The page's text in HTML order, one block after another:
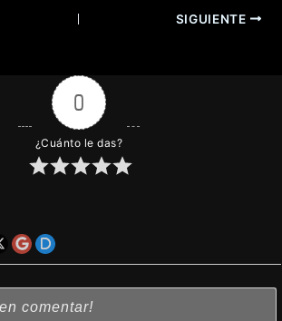
SIGUIENTE
0
¿Cuánto le das?